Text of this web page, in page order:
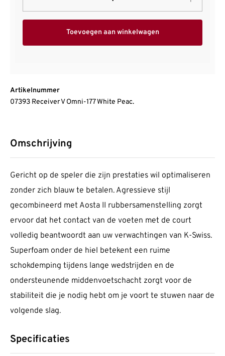
Toevoegen aan winkelwagen
Artikelnummer
07393 Receiver V Omni-177 White Peac.
Omschrijving
Gericht op de speler die zijn prestaties wil optimaliseren
zonder zich blauw te betalen. Agressieve stijl
gecombineerd met Aosta II rubbersamenstelling zorgt
ervoor dat het contact van de voeten met de court
volledig beantwoordt aan uw verwachtingen van K-Swiss.
Superfoam onder de hiel betekent een ruime
schokdemping tijdens lange wedstrijden en de
ondersteunende middenvoetschacht zorgt voor de
stabiliteit die je nodig hebt om je voort te stuwen naar de
volgende slag.
Specificaties